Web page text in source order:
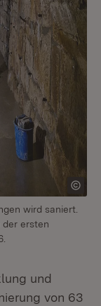
wird saniert.
der ersten
und
von 63